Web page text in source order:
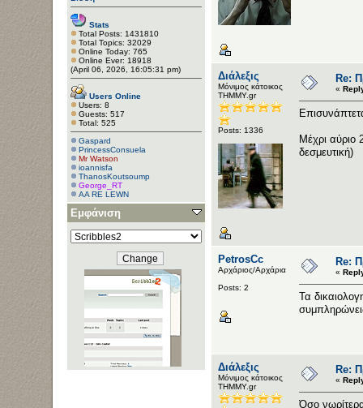
Stats
Total Posts: 1431810
Total Topics: 32029
Online Today: 765
Online Ever: 18918
(April 06, 2026, 16:05:31 pm)
Users Online
Users: 8
Guests: 517
Total: 525
Gaspard
PrincessConsuela
Mr Watson
ioannisfa
ThanosKoutsoump
George_RT
AA RE LEWN
Εμφάνιση
Διάλεξις
Μόνιμος κάτοικος
ΤΗΜΜΥ.gr
Posts: 1336
Re:
«
Μέχρι αύριο
δεσμευτική)
PetrosCc
Αρχάριος/Αρχάρια
Posts: 2
Re:
«
Τα
Διάλεξις
Μόνιμος κάτοικος
ΤΗΜΜΥ.gr
Re:
«
Όσο